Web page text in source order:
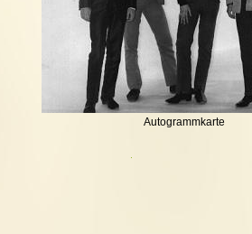
Autogrammkarte